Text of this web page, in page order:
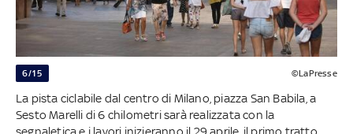
6/15 ©LaPresse
La pista ciclabile dal centro di Milano, piazza San Babila, a
Sesto Marelli di 6 chilometri sarà realizzata con la